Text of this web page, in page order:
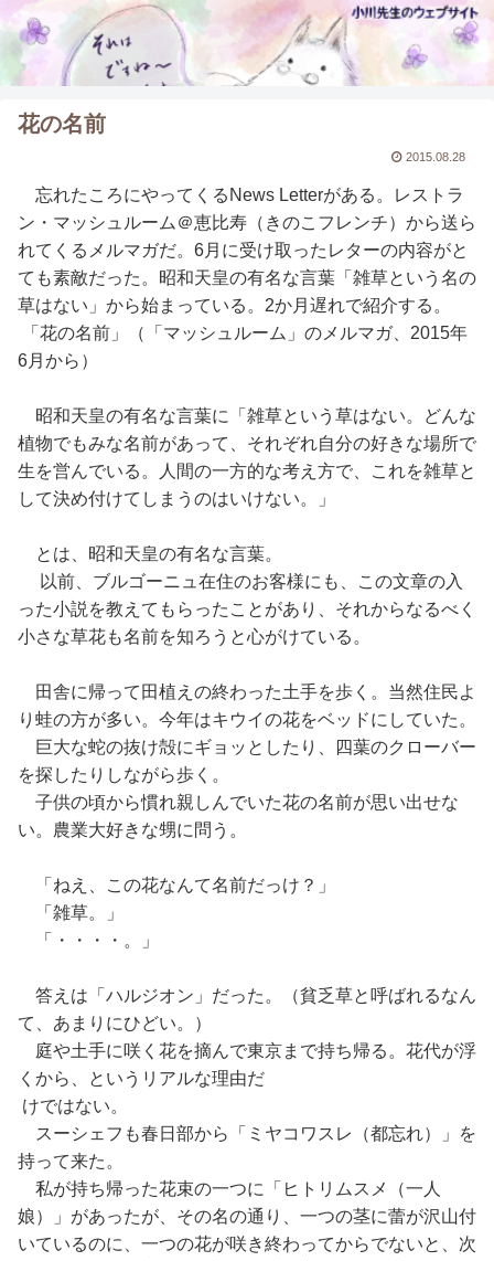
花の名前
2015.08.28
忘れたころにやってくるNews Letterがある。レストラ
ン・マッシュルーム＠恵比寿（きのこフレンチ）から送ら
れてくるメルマガだ。6月に受け取ったレターの内容がと
ても素敵だった。昭和天皇の有名な言葉「雑草という名の
草はない」から始まっている。2か月遅れで紹介する。
「花の名前」（「マッシュルーム」のメルマガ、2015年
6月から）
昭和天皇の有名な言葉に「雑草という草はない。どんな
植物でもみな名前があって、それぞれ自分の好きな場所で
生を営んでいる。人間の一方的な考え方で、これを雑草と
して決め付けてしまうのはいけない。」
とは、昭和天皇の有名な言葉。
以前、ブルゴーニュ在住のお客様にも、この文章の入
った小説を教えてもらったことがあり、それからなるべく
小さな草花も名前を知ろうと心がけている。
田舎に帰って田植えの終わった土手を歩く。当然住民よ
り蛙の方が多い。今年はキウイの花をベッドにしていた。
巨大な蛇の抜け殻にギョッとしたり、四葉のクローバー
を探したりしながら歩く。
子供の頃から慣れ親しんでいた花の名前が思い出せな
い。農業大好きな甥に問う。
「ねえ、この花なんて名前だっけ？」
「雑草。」
「・・・・。」
答えは「ハルジオン」だった。（貧乏草と呼ばれるなん
て、あまりにひどい。）
庭や土手に咲く花を摘んで東京まで持ち帰る。花代が浮
くから、というリアルな理由だ
けではない。
スーシェフも春日部から「ミヤコワスレ（都忘れ）」を
持って来た。
私が持ち帰った花束の一つに「ヒトリムスメ（一人
娘）」があったが、その名の通り、一つの茎に蕾が沢山付
いているのに、一つの花が咲き終わってからでないと、次